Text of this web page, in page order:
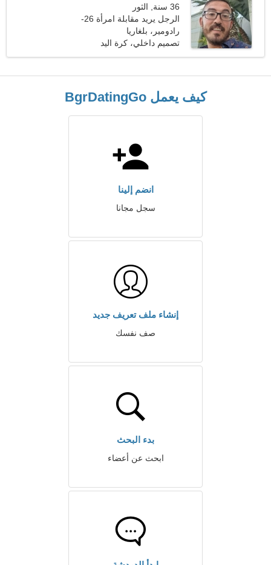
36 سنة, الثور
الرجل يريد مقابلة امرأة 26-
32
رادومير، بلغاريا
تصميم داخلي، كرة اليد
كيف يعمل BgrDatingGo
انضم إلينا
سجل مجانا
إنشاء ملف تعريف جديد
صف نفسك
بدء البحث
ابحث عن أعضاء